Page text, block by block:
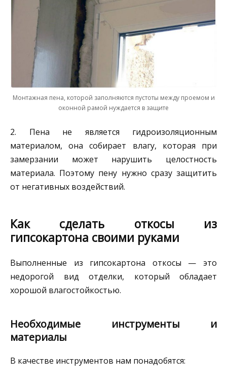
Монтажная пена, которой заполняются пустоты между проемом и
оконной рамой нуждается в защите
2. Пена не является гидроизоляционным
материалом, она собирает влагу, которая при
замерзании может нарушить целостность
материала. Поэтому пену нужно сразу защитить
от негативных воздействий.
Как сделать откосы из
гипсокартона своими руками
Выполненные из гипсокартона откосы — это
недорогой вид отделки, который обладает
хорошой влагостойкостью.
Необходимые инструменты и
материалы
В качестве инструментов нам понадобятся: